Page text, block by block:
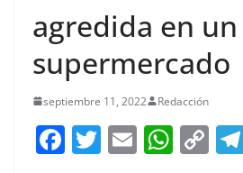
agredida en un
supermercado
septiembre 11, 2022 Redacción
F T E W C